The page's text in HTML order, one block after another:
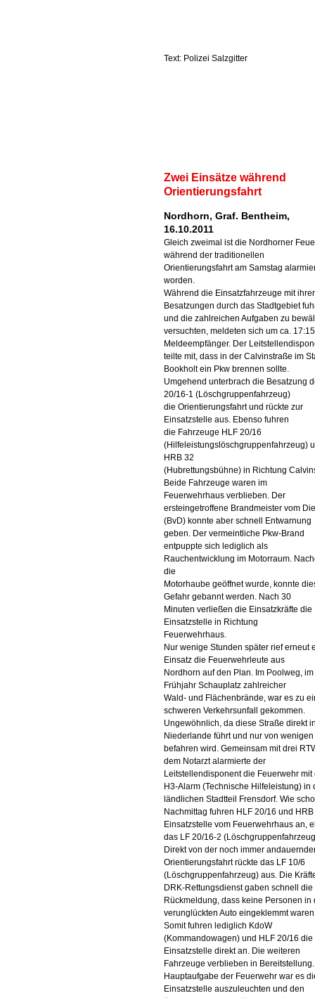
Text: Polizei Salzgitter
Zwei Einsätze während
Orientierungsfahrt
Nordhorn, Graf. Bentheim,
16.10.2011
Gleich zweimal ist die Nordhorner
während der traditionellen
Orientierungsfahrt am Samstag
worden.
Während die Einsatzfahrzeuge mit
Besatzungen durch das Stadtgebiet
und die zahlreichen Aufgaben zu
versuchten, meldeten sich um ca.
Meldeempfänger. Der
teilte mit, dass in der Calvinstraße im
Bookholt ein Pkw brennen sollte.
Umgehend unterbrach die Besatzung
20/16-1 (Löschgruppenfahrzeug)
die Orientierungsfahrt und rückte zur
Einsatzstelle aus. Ebenso fuhren
die Fahrzeuge HLF 20/16
(Hilfeleistungslöschgruppenfahrzeug)
HRB 32
(Hubrettungsbühne) in Richtung
Beide Fahrzeuge waren im
Feuerwehrhaus verblieben. Der
ersteingetroffene Brandmeister vom
(BvD) konnte aber schnell Entwarnung
geben. Der vermeintliche Pkw-Brand
entpuppte sich lediglich als
Rauchentwicklung im Motorraum.
die
Motorhaube geöffnet wurde, konnte
Gefahr gebannt werden. Nach 30
Minuten verließen die Einsatzkräfte die
Einsatzstelle in Richtung
Feuerwehrhaus.
Nur wenige Stunden später rief erneut
Einsatz die Feuerwehrleute aus
Nordhorn auf den Plan. Im Poolweg, im
Frühjahr Schauplatz zahlreicher
Wald- und Flächenbrände, war es zu
schweren Verkehrsunfall gekommen.
Ungewöhnlich, da diese Straße direkt
Niederlande führt und nur von wenigen
befahren wird. Gemeinsam mit drei
dem Notarzt alarmierte der
Leitstellendisponent die Feuerwehr mit
H3-Alarm (Technische Hilfeleistung) in
ländlichen Stadtteil Frensdorf. Wie
Nachmittag fuhren HLF 20/16 und
Einsatzstelle vom Feuerwehrhaus an,
das LF 20/16-2
Direkt von der noch immer
Orientierungsfahrt rückte das LF 10/6
(Löschgruppenfahrzeug) aus. Die
DRK-Rettungsdienst gaben schnell die
Rückmeldung, dass keine Personen in
verunglückten Auto eingeklemmt
Somit fuhren lediglich KdoW
(Kommandowagen) und HLF 20/16 die
Einsatzstelle direkt an. Die weiteren
Fahrzeuge verblieben in Bereitstellung.
Hauptaufgabe der Feuerwehr war es
Einsatzstelle auszuleuchten und den